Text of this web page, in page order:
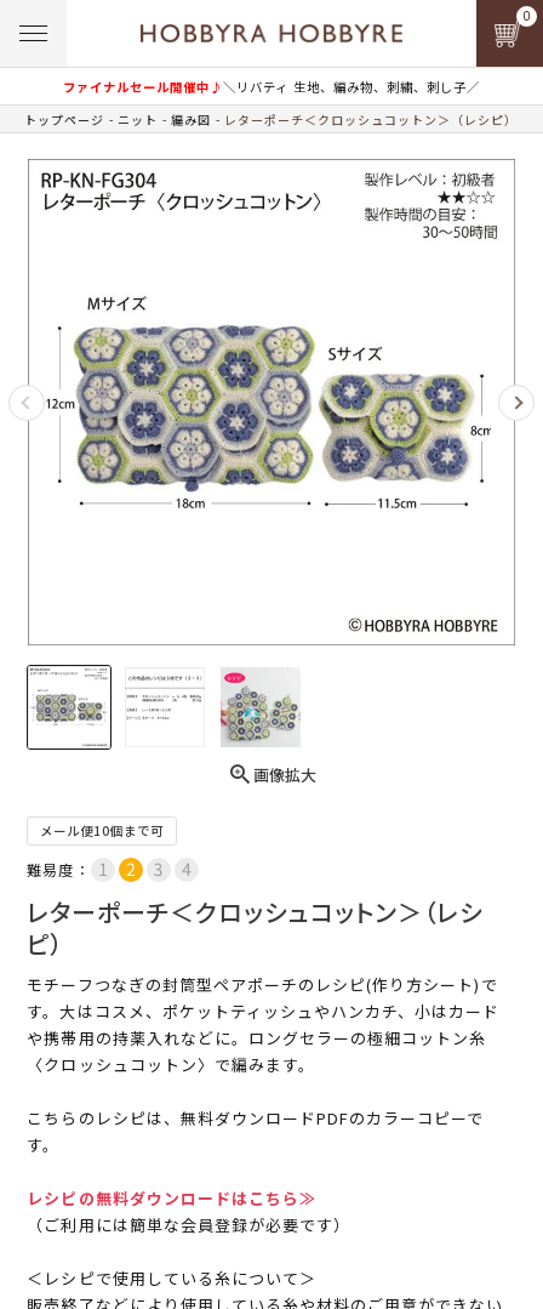
ファイナルセール開催中♪＼リバティ 生地、編み物、刺繍、刺し子／
0
トップページ ニット 編み図 レターポーチ＜クロッシュコットン＞（レシピ）
画像拡大
メール便10個まで可
難易度：
レターポーチ＜クロッシュコットン＞（レシ
ピ）
モチーフつなぎの封筒型ペアポーチのレシピ(作り方シート)で
す。大はコスメ、ポケットティッシュやハンカチ、小はカード
や携帯用の持薬入れなどに。ロングセラーの極細コットン糸
〈クロッシュコットン〉で編みます。
こちらのレシピは、無料ダウンロードPDFのカラーコピーで
す。
レシピの無料ダウンロードはこちら≫
（ご利用には簡単な会員登録が必要です）
＜レシピで使用している糸について＞